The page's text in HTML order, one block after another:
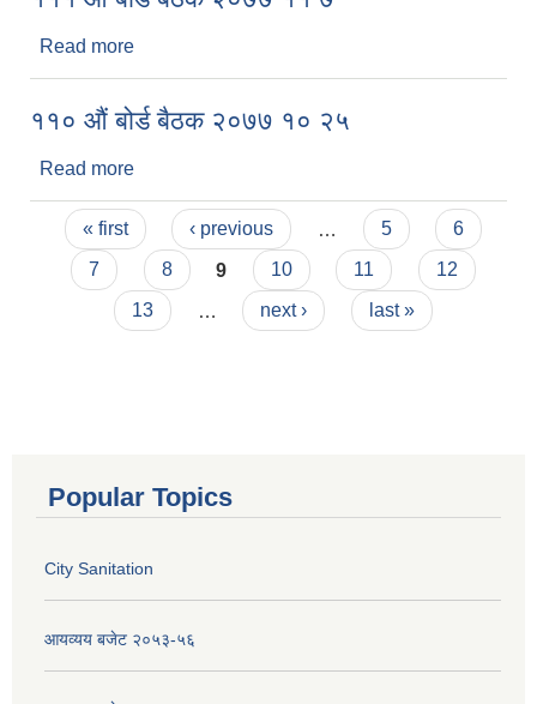
Read more
११० औं बोर्ड बैठक २०७७ १० २५
Read more
Pages
« first ‹ previous 5
6
7
8 9 10 11
12
13
next › last »
Popular Topics
City Sanitation
आयव्यय बजेट २०५३-५६